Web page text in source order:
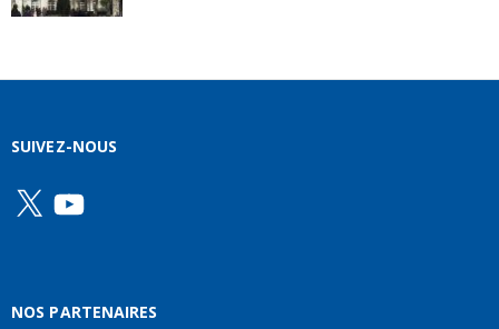
SUIVEZ-NOUS
X YouTube
NOS PARTENAIRES